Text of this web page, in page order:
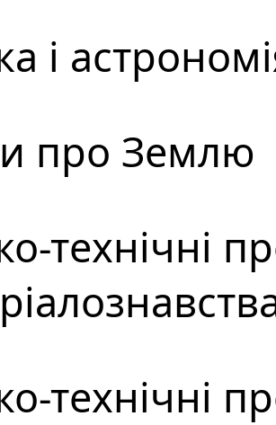
і
про Землю
технічні
технічні